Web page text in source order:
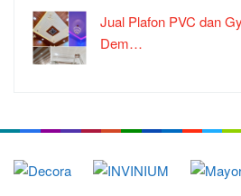
Jual Plafon PVC dan
Dem…